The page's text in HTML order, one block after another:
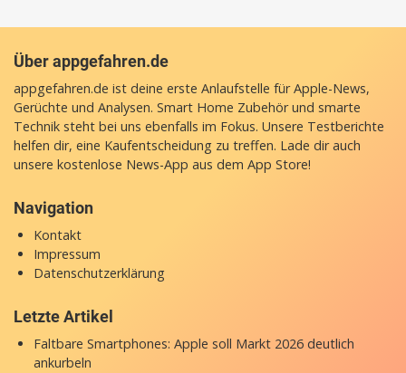
Über appgefahren.de
appgefahren.de ist deine erste Anlaufstelle für Apple-News,
Gerüchte und Analysen. Smart Home Zubehör und smarte
Technik steht bei uns ebenfalls im Fokus. Unsere Testberichte
helfen dir, eine Kaufentscheidung zu treffen. Lade dir auch
unsere kostenlose News-App aus dem App Store!
Navigation
Kontakt
Impressum
Datenschutzerklärung
Letzte Artikel
Faltbare Smartphones: Apple soll Markt 2026 deutlich
ankurbeln